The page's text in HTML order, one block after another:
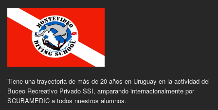
Tiene una trayectoria de más de 20 años en Uruguay en la actividad del
Buceo Recreativo Privado SSI, amparando internacionalmente por
SCUBAMEDIC a todos nuestros alumnos.